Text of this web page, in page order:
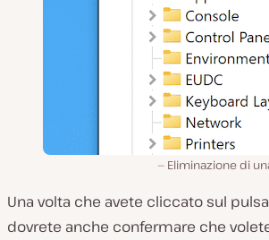
Eliminazione di
Una volta che avete cliccato sul
dovrete anche confermare che